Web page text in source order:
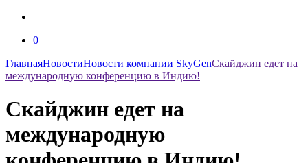
0
ГлавнаяНовостиНовости компании SkyGenСкайджин едет на
международную конференцию в Индию!
Скайджин едет на
международную